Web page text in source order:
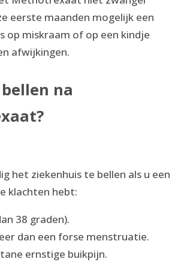
eerste maanden mogelijk een
op miskraam of op een kindje
afwijkingen.
na
het ziekenhuis te bellen als u een
klachten hebt:
38 graden).
dan een forse menstruatie.
ernstige buikpijn.